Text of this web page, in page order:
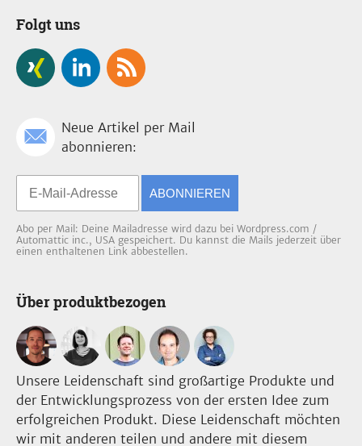
Folgt uns
Neue Artikel per Mail
abonnieren:
ABONNIEREN
Abo per Mail: Deine Mailadresse wird dazu bei Wordpress.com /
Automattic inc., USA gespeichert. Du kannst die Mails jederzeit über
einen enthaltenen Link abbestellen.
Über produktbezogen
Unsere Leidenschaft sind großartige Produkte und
der Entwicklungsprozess von der ersten Idee zum
erfolgreichen Produkt. Diese Leidenschaft möchten
wir mit anderen teilen und andere mit diesem